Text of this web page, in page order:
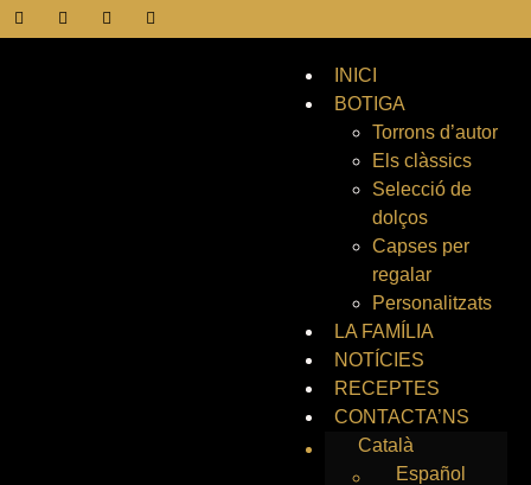
INICI
BOTIGA
Torrons d’autor
Els clàssics
Selecció de
dolços
Capses per
regalar
Personalitzats
LA FAMÍLIA
NOTÍCIES
RECEPTES
CONTACTA’NS
Català
Español